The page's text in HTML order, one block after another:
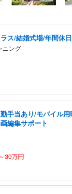
ス/結婚式場/年間休
ニング
勤手当あり/モバイル
編集サポート
30万円